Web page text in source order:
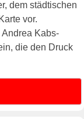
dem städtischen
vor.
Kabs-
die den Druck